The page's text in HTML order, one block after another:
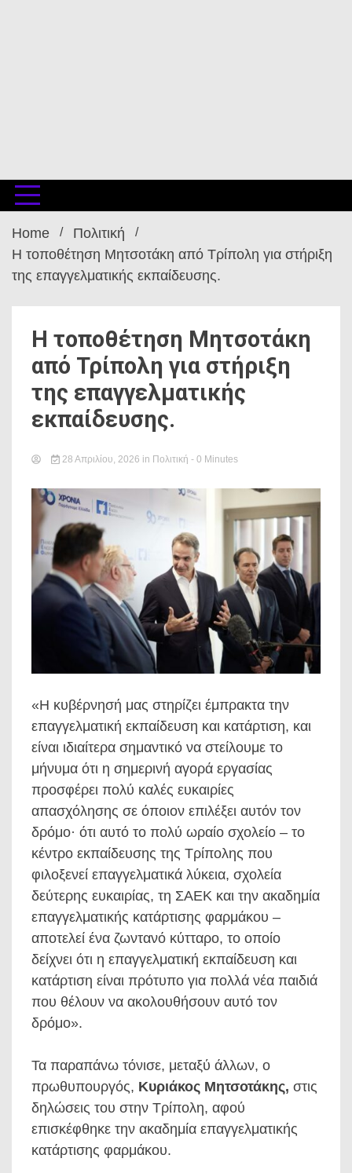
Home
Πολιτική
Η τοποθέτηση Μητσοτάκη από Τρίπολη για στήριξη
της επαγγελματικής εκπαίδευσης.
Η τοποθέτηση Μητσοτάκη
από Τρίπολη για στήριξη
της επαγγελματικής
εκπαίδευσης.
28 Απριλίου, 2026 in Πολιτική - 0 Minutes
«Η κυβέρνησή μας στηρίζει έμπρακτα την
επαγγελματική εκπαίδευση και κατάρτιση, και
είναι ιδιαίτερα σημαντικό να στείλουμε το
μήνυμα ότι η σημερινή αγορά εργασίας
προσφέρει πολύ καλές ευκαιρίες
απασχόλησης σε όποιον επιλέξει αυτόν τον
δρόμο· ότι αυτό το πολύ ωραίο σχολείο – το
κέντρο εκπαίδευσης της Τρίπολης που
φιλοξενεί επαγγελματικά λύκεια, σχολεία
δεύτερης ευκαιρίας, τη ΣΑΕΚ και την ακαδημία
επαγγελματικής κατάρτισης φαρμάκου –
αποτελεί ένα ζωντανό κύτταρο, το οποίο
δείχνει ότι η επαγγελματική εκπαίδευση και
κατάρτιση είναι πρότυπο για πολλά νέα παιδιά
που θέλουν να ακολουθήσουν αυτό τον
δρόμο».
Τα παραπάνω τόνισε, μεταξύ άλλων, ο
πρωθυπουργός, Κυριάκος Μητσοτάκης, στις
δηλώσεις του στην Τρίπολη, αφού
επισκέφθηκε την ακαδημία επαγγελματικής
κατάρτισης φαρμάκου.